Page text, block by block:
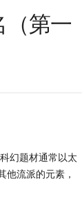
第一
幻题材通常以太
他流派的元素，